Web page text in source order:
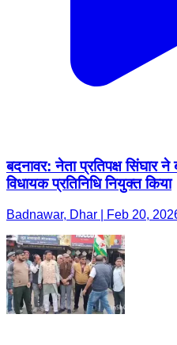
बदनावर: नेता प्रतिपक्ष सिंघार
विधायक प्रतिनिधि नियुक्त किया
Badnawar, Dhar | Feb 20,